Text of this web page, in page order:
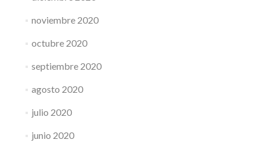
noviembre 2020
octubre 2020
septiembre 2020
agosto 2020
julio 2020
junio 2020